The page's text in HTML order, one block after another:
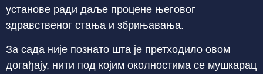
установе ради даље процене његовог
здравственог стања и збрињавања.
За сада није познато шта је претходило овом
догађају, нити под којим околностима се мушкарац